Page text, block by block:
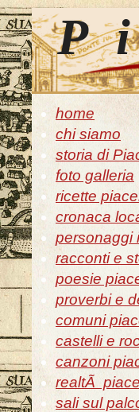
home
chi siamo
storia di
foto galleria
ricette
cronaca
personaggi
racconti e
poesie
proverbi e
comuni
castelli e
canzoni
realtÃ
sali sul